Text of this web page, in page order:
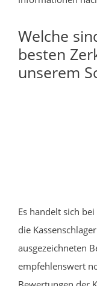
Welche
besten
unserem
Es handelt sich
die
ausgezeichneten
empfehlenswert